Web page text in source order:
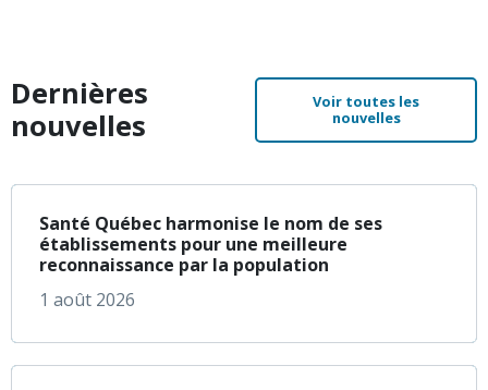
Dernières
nouvelles
Voir toutes les
nouvelles
Santé Québec harmonise le nom de ses
établissements pour une meilleure
reconnaissance par la population
1 août 2026
En savoir plusà propos de Santé
En savoir plusà propos de